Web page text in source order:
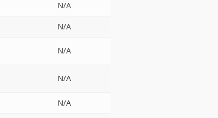
N/A
N/A
N/A
N/A
N/A